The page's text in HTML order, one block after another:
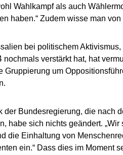
Wahlkampf als auch
haben.“ Zudem wisse man
bei politischem
nochmals verstärkt hat, hat
Gruppierung um
der Bundesregierung, die nach
habe sich nichts geändert.
die Einhaltung von
ein.“ Dass dies im Moment